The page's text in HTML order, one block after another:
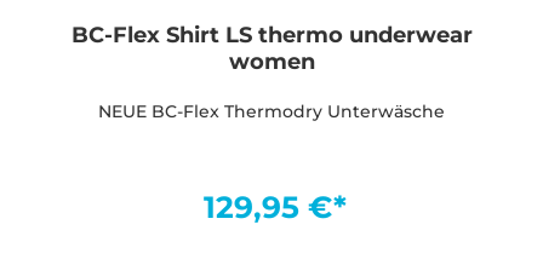
BC-Flex Shirt LS thermo underwear
women
NEUE BC-Flex Thermodry Unterwäsche
129,95 €*